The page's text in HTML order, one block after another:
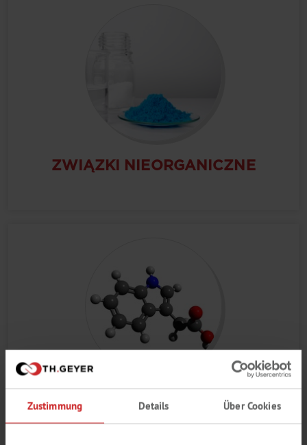
Zustimmung Details Über Cookies
ZWIĄZKI NIEORGANICZNE
ZWIĄZKI HETEROCYKLICZNE